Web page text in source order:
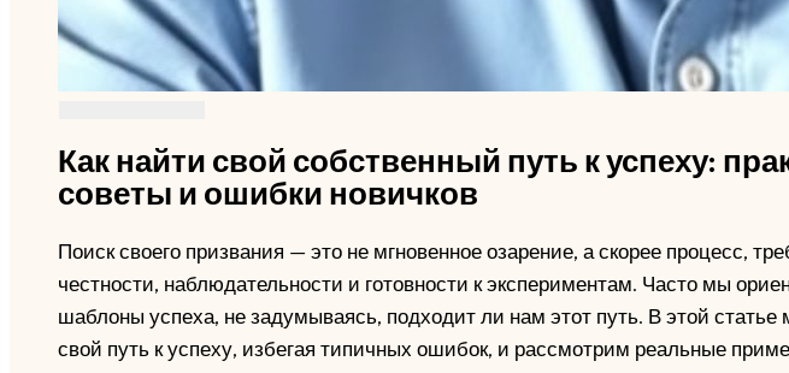
Как найти свой собственный путь к успеху:
советы и ошибки новичков
Поиск своего призвания — это не мгновенное озарение, а скорее процесс,
честности, наблюдательности и готовности к экспериментам. Часто мы
шаблоны успеха, не задумываясь, подходит ли нам этот путь. В этой статье
свой путь к успеху, избегая типичных ошибок, и рассмотрим реальные